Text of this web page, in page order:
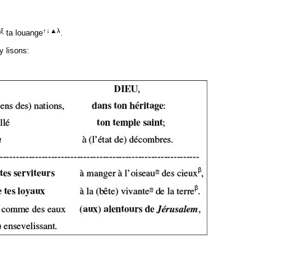
ta louange↑↓▲λ.
lisons: